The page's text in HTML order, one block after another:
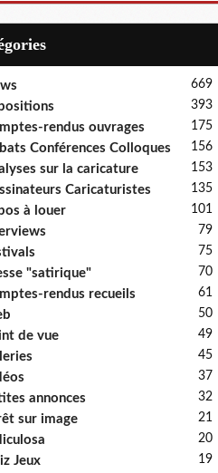
669
393
rendus ouvrages 175
Conférences Colloques 156
sur la caricature 153
Caricaturistes 135
à louer 101
79
75
"satirique" 70
rendus recueils 61
50
de vue 49
45
37
annonces 32
sur image 21
20
Jeux 19